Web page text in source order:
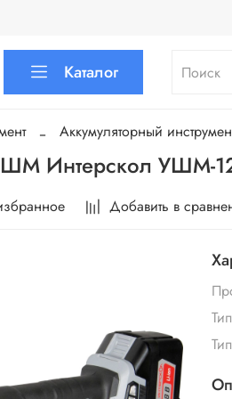
Каталог
Аккумуляторный
Интерскол УШМ-
Добавить в